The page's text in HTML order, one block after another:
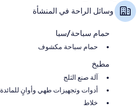
وسائل الراحة في المنشأة
حمام سباحة/سبا
حمام سباحة مكشوف
مطبخ
آلة صنع الثلج
أدوات وتجهيزات طهي وأوانٍ للمائدة
خلاط